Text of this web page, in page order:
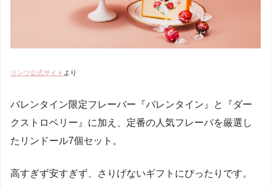
リンツ公式サイト より
バレンタイン限定フレーバー『バレンタイン』と『ダー
クストロベリー』に加え、定番の人気フレーバを厳選し
たリンドール7個セット。
高すぎず安すぎず、さりげないギフトにぴったりです。